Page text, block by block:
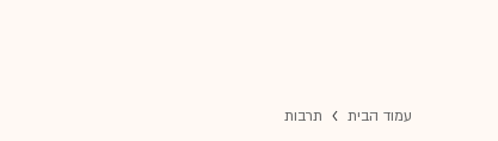
עמוד הבית תרבות